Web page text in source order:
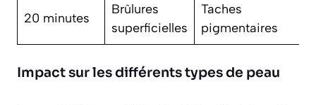
20 minutes
Brûlures
superficielles
Taches
pigmentaires
Impact sur les différents types de peau